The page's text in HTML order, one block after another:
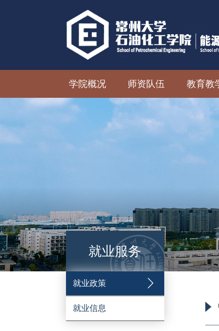
学院概况 师资队伍 教育
就业服务
就业政策
就业信息